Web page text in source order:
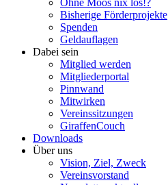
Ohne Moos nix los!?
Bisherige Förderprojekte
Spenden
Geldauflagen
Dabei sein
Mitglied werden
Mitgliederportal
Pinnwand
Mitwirken
Vereinssitzungen
GiraffenCouch
Downloads
Über uns
Vision, Ziel, Zweck
Vereinsvorstand